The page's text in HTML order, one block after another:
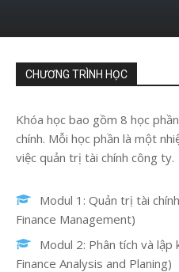
CHƯƠNG TRÌNH HỌC
Khóa học bao gồm 8 học
chính. Mỗi học phần là một
việc quản trị tài chính công ty.
Modul 1: Quản trị tài
Finance Management)
Modul 2: Phân tích và
Finance Analysis and Planing)